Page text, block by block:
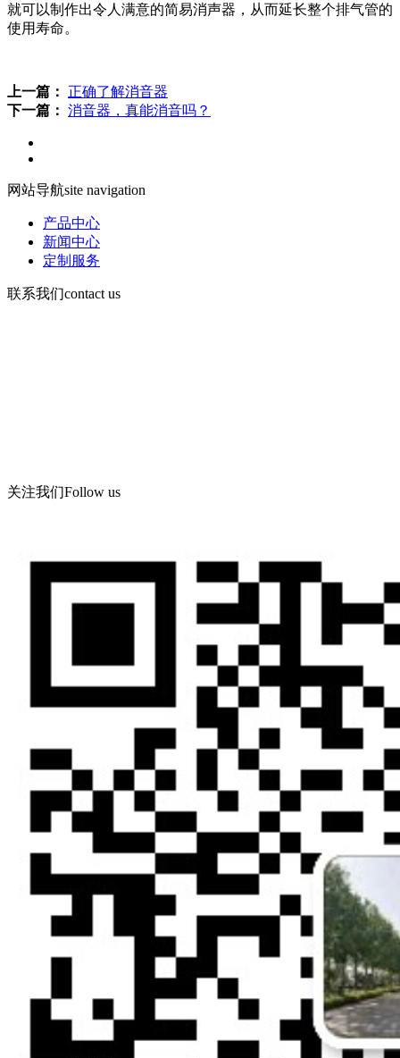
就可以制作出令人满意的简易消声器，从而延长整个排气管的
使用寿命。
上一篇：
正确了解消音器
下一篇： 消音器，真能消音吗？
网站导航site navigation
产品中心
新闻中心
定制服务
联系我们contact us
关注我们Follow us